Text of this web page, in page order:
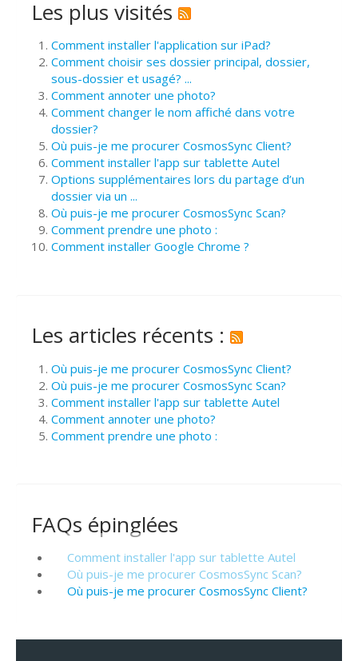
Les plus visités
Comment installer l'application sur iPad?
Comment choisir ses dossier principal, dossier,
sous-dossier et usagé? ...
Comment annoter une photo?
Comment changer le nom affiché dans votre
dossier?
Où puis-je me procurer CosmosSync Client?
Comment installer l'app sur tablette Autel
Options supplémentaires lors du partage d’un
dossier via un ...
Où puis-je me procurer CosmosSync Scan?
Comment prendre une photo :
Comment installer Google Chrome ?
Les articles récents :
Où puis-je me procurer CosmosSync Client?
Où puis-je me procurer CosmosSync Scan?
Comment installer l'app sur tablette Autel
Comment annoter une photo?
Comment prendre une photo :
FAQs épinglées
Comment installer l'app sur tablette Autel
Où puis-je me procurer CosmosSync Scan?
Où puis-je me procurer CosmosSync Client?